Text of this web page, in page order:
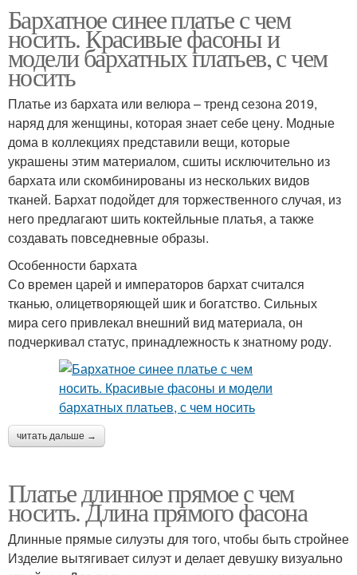
Бархатное синее платье с чем
носить. Красивые фасоны и
модели бархатных платьев, с чем
носить
Платье из бархата или велюра – тренд сезона 2019,
наряд для женщины, которая знает себе цену. Модные
дома в коллекциях представили вещи, которые
украшены этим материалом, сшиты исключительно из
бархата или скомбинированы из нескольких видов
тканей. Бархат подойдет для торжественного случая, из
него предлагают шить коктейльные платья, а также
создавать повседневные образы.
Особенности бархата
Со времен царей и императоров бархат считался
тканью, олицетворяющей шик и богатство. Сильных
мира сего привлекал внешний вид материала, он
подчеркивал статус, принадлежность к знатному роду.
читать дальше →
Платье длинное прямое с чем
носить. Длина прямого фасона
Длинные прямые силуэты для того, чтобы быть стройнее
Изделие вытягивает силуэт и делает девушку визуально